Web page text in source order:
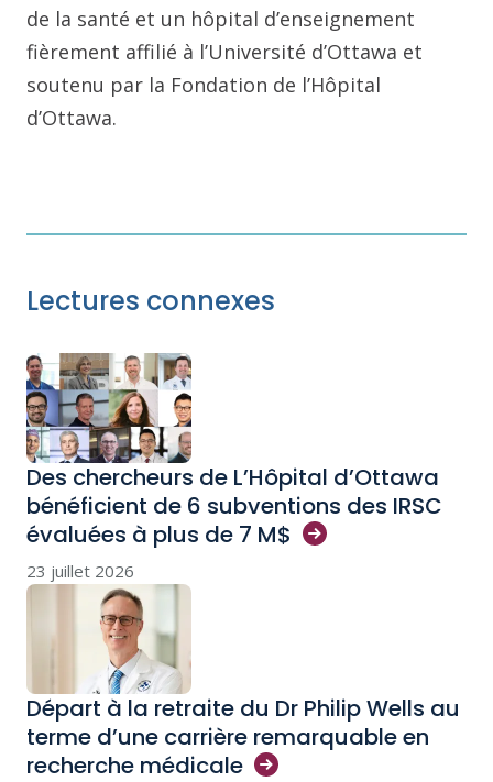
de la santé et un hôpital d’enseignement
fièrement affilié à l’Université d’Ottawa et
soutenu par la Fondation de l’Hôpital
d’Ottawa.
Lectures connexes
Des chercheurs de L’Hôpital d’Ottawa
bénéficient de 6 subventions des IRSC
évaluées à plus de 7 M$
23 juillet 2026
Départ à la retraite du Dr Philip Wells au
terme d’une carrière remarquable en
recherche médicale